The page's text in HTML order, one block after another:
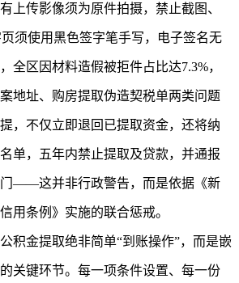
上传影像须为原件拍摄，禁止截图、
须使用黑色签字笔手写，电子签名无
全区因材料造假被拒件占比达7.3%，
地址、购房提取伪造契税单两类问题
，不仅立即退回已提取资金，还将纳
单，五年内禁止提取及贷款，并通报
——这并非行政警告，而是依据《新
用条例》实施的联合惩戒。
积金提取绝非简单“到账操作”，而是嵌
关键环节。每一项条件设置、每一份